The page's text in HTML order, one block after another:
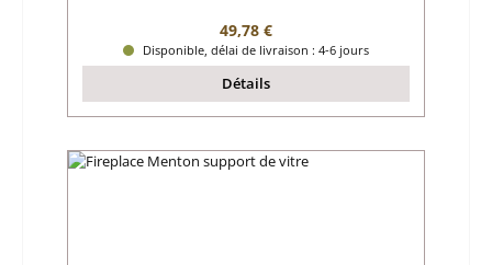
Prix régulier :
49,78 €
Disponible, délai de livraison : 4-6 jours
Détails